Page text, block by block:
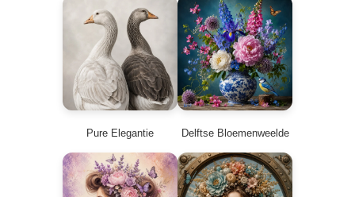
Pure Elegantie Delftse Bloemenweelde